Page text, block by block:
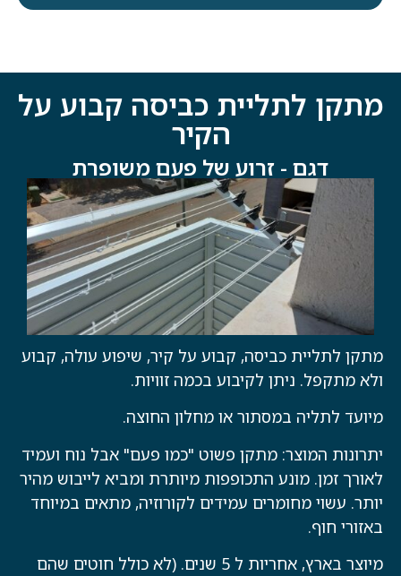
מתקן לתליית כביסה קבוע על
הקיר
דגם - זרוע של פעם משופרת
מתקן לתליית כביסה, קבוע על קיר, שיפוע עולה, קבוע
ולא מתקפל. ניתן לקיבוע בכמה זוויות.
מיועד לתליה במסתור או מחלון החוצה.
יתרונות המוצר: מתקן פשוט "כמו פעם" אבל נוח ועמיד
לאורך זמן. מונע התכופפות מיותרת ומביא לייבוש מהיר
יותר. עשוי מחומרים עמידים לקורוזיה, מתאים במיוחד
באזורי חוף.
מיוצר בארץ, אחריות ל 5 שנים. (לא כולל חוטים שהם